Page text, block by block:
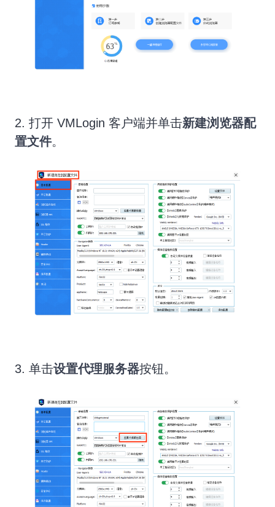
2. 打开 VMLogin 客户端并单击新建浏览器配
置文件。
3. 单击设置代理服务器按钮。